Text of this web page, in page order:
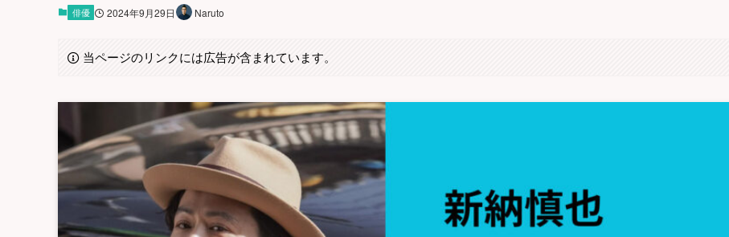
俳優 2024年9月29日 Naruto
当ページのリンクには広告が含まれています。